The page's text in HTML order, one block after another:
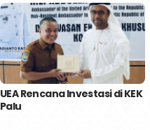
UEA Rencana Investasi di KEK
Palu